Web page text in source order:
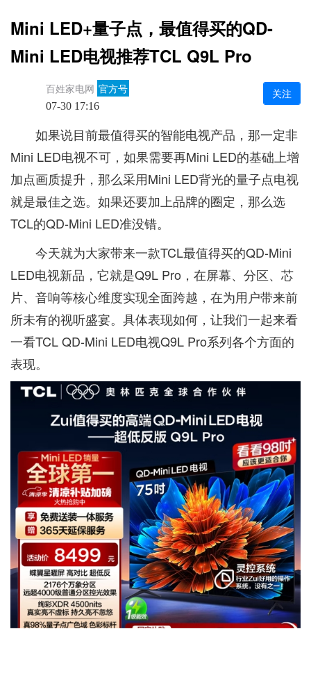
Mini LED+量子点，最值得买的QD-
Mini LED电视推荐TCL Q9L Pro
百姓家电网 官方号
07-30 17:16
关注
如果说目前最值得买的智能电视产品，那一定非
Mini LED电视不可，如果需要再Mini LED的基础上增
加点画质提升，那么采用Mini LED背光的量子点电视
就是最佳之选。如果还要加上品牌的圈定，那么选
TCL的QD-Mini LED准没错。
今天就为大家带来一款TCL最值得买的QD-Mini
LED电视新品，它就是Q9L Pro，在屏幕、分区、芯
片、音响等核心维度实现全面跨越，在为用户带来前
所未有的视听盛宴。具体表现如何，让我们一起来看
一看TCL QD-Mini LED电视Q9L Pro系列各个方面的
表现。